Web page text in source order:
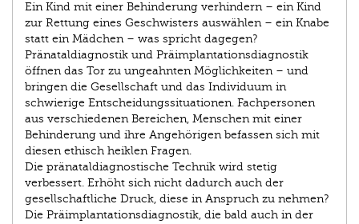
Ein Kind mit einer Behinderung verhindern – ein Kind
zur Rettung eines Geschwisters auswählen – ein Knabe
statt ein Mädchen – was spricht dagegen?
Pränataldiagnostik und Präimplantationsdiagnostik
öffnen das Tor zu ungeahnten Möglichkeiten – und
bringen die Gesellschaft und das Individuum in
schwierige Entscheidungssituationen. Fachpersonen
aus verschiedenen Bereichen, Menschen mit einer
Behinderung und ihre Angehörigen befassen sich mit
diesen ethisch heiklen Fragen.
Die pränataldiagnostische Technik wird stetig
verbessert. Erhöht sich nicht dadurch auch der
gesellschaftliche Druck, diese in Anspruch zu nehmen?
Die Präimplantationsdiagnostik, die bald auch in der